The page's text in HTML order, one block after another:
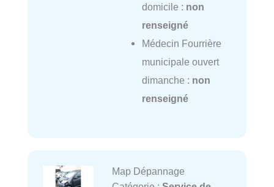
domicile : non
renseigné
Médecin Fourrière
municipale ouvert
dimanche : non
renseigné
Map Dépannage